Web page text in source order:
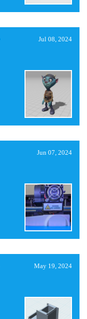
Jul 08, 2024
Jun 07, 2024
May 19, 2024